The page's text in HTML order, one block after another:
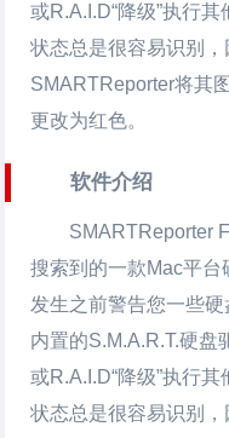
或R.A.I.D“降级”执行
状态总是很容易识别，
SMARTReporter将其
更改为红色。
软件介绍
SMARTReporter
搜索到的一款Mac平
发生之前警告您一些
内置的S.M.A.R.T.硬盘
或R.A.I.D“降级”执行
状态总是很容易识别，